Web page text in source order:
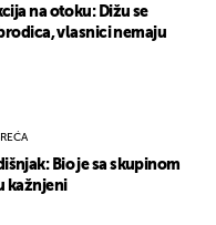
na otoku: Dižu se
vlasnici nemaju
Bio je sa skupinom
kažnjeni